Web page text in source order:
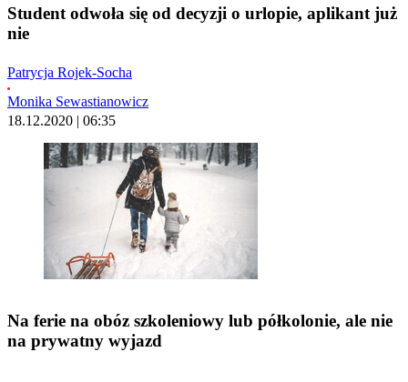
Student odwoła się od decyzji o urlopie, aplikant już
nie
Patrycja Rojek-Socha
Monika Sewastianowicz
18.12.2020 | 06:35
Na ferie na obóz szkoleniowy lub półkolonie, ale nie
na prywatny wyjazd